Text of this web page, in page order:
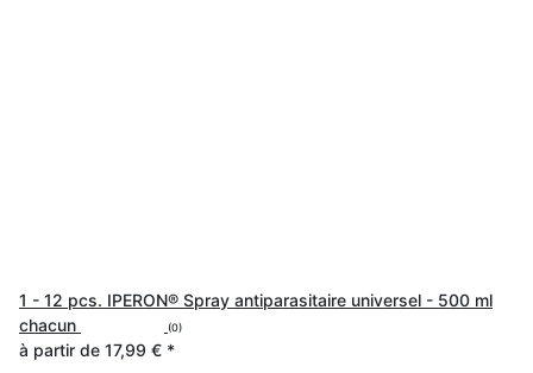
1 - 12 pcs. IPERON® Spray antiparasitaire universel - 500 ml
chacun
(0)
à partir de 17,99 € *